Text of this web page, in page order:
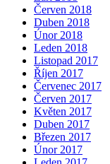
Červen 2018
Duben 2018
Únor 2018
Leden 2018
Listopad 2017
Říjen 2017
Červenec 2017
Červen 2017
Květen 2017
Duben 2017
Březen 2017
Únor 2017